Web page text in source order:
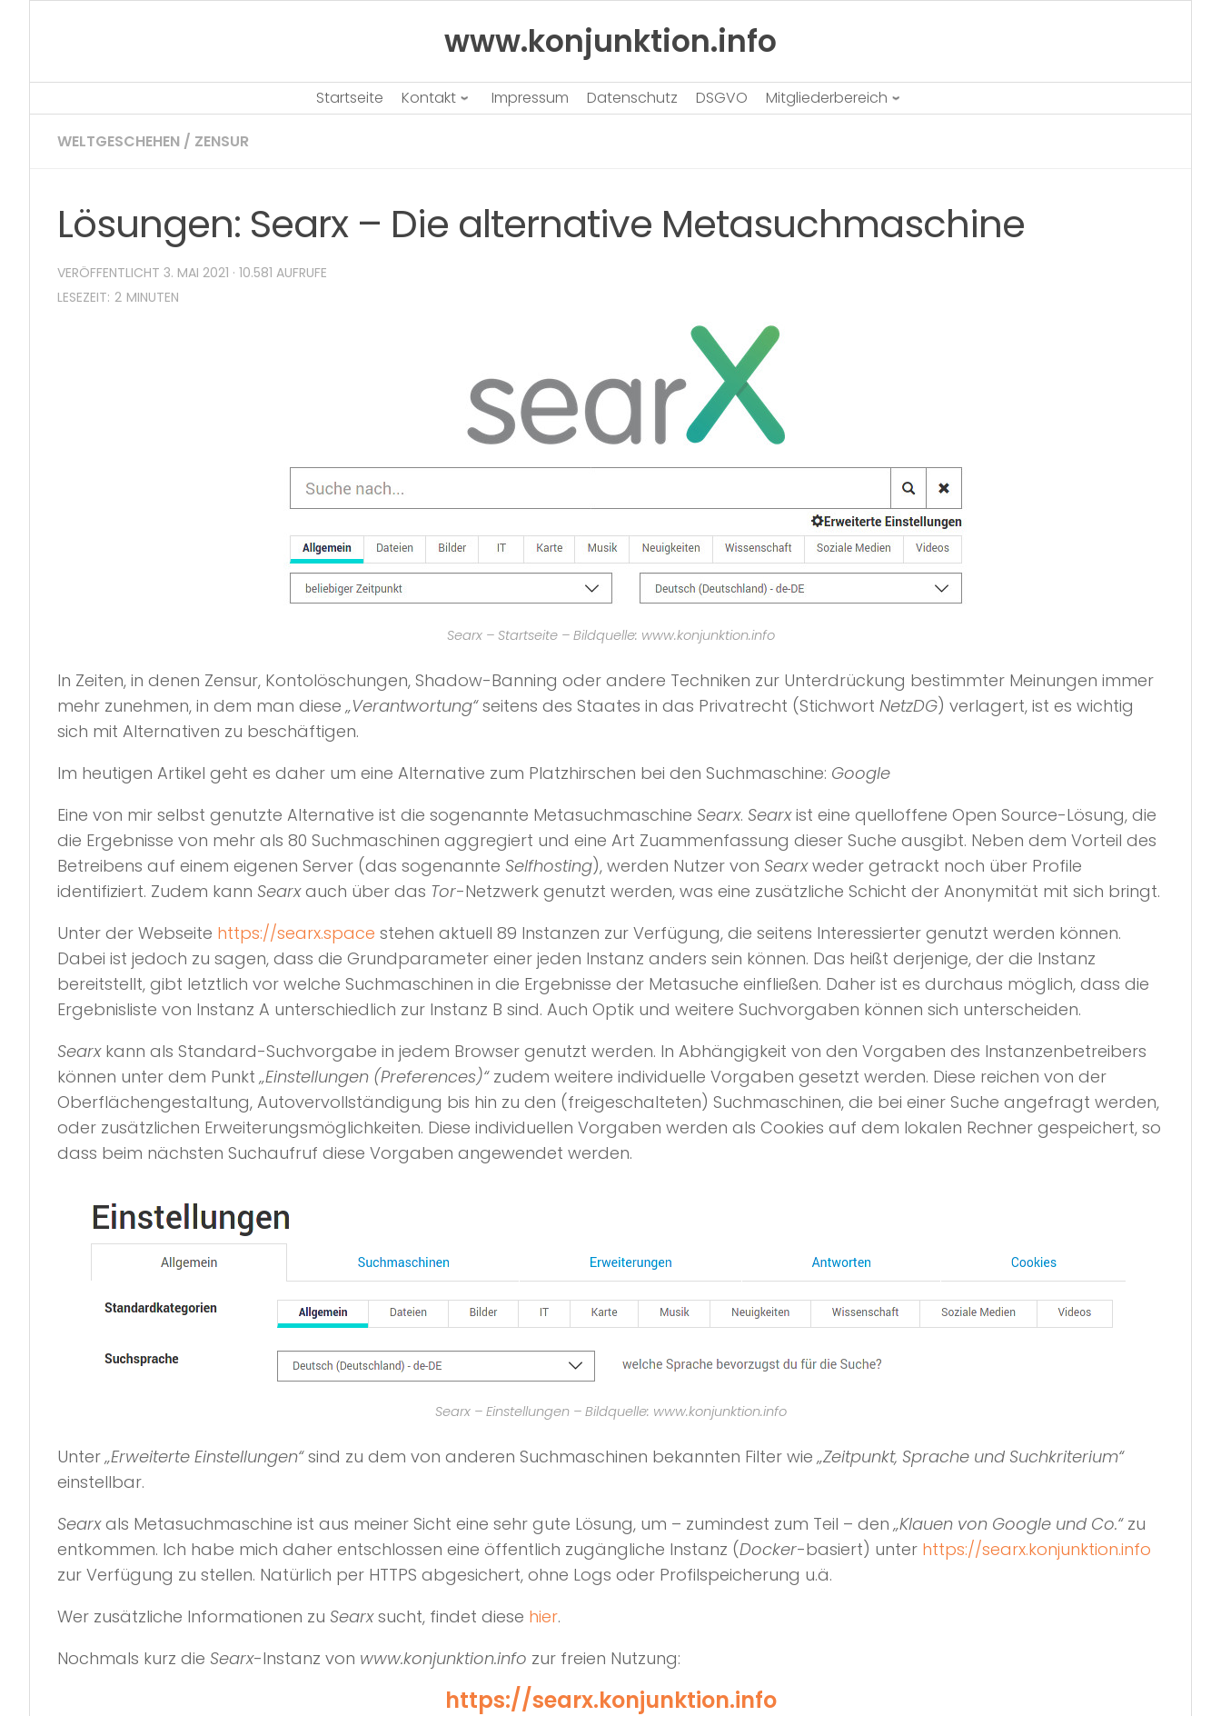
www.konjunktion.info
Startseite Kontakt Impressum Datenschutz DSGVO Mitgliederbereich
WELTGESCHEHEN / ZENSUR
Lösungen: Searx – Die alternative Metasuchmaschine
VERÖFFENTLICHT 3. MAI 2021 · 10.581 AUFRUFE
Searx – Startseite – Bildquelle: www.konjunktion.info
In Zeiten, in denen Zensur, Kontolöschungen, Shadow-Banning oder andere Techniken zur Unterdrückung bestimmter Meinungen immer
mehr zunehmen, in dem man diese„Verantwortung“seitens des Staates in das Privatrecht (Stichwort NetzDG) verlagert, ist es wichtig
sich mit Alternativen zu beschäftigen.
Im heutigen Artikel geht es daher um eine Alternative zum Platzhirschen bei den Suchmaschine: Google
Eine von mir selbst genutzte Alternative ist die sogenannte Metasuchmaschine Searx. Searxist eine quelloffene Open Source-Lösung, die
die Ergebnisse von mehr als 80 Suchmaschinen aggregiert und eine Art Zuammenfassung dieser Suche ausgibt. Neben dem Vorteil des
Betreibens auf einem eigenen Server (das sogenannte Selfhosting), werden Nutzer von Searxweder getrackt noch über Profile
identifiziert. Zudem kann Searxauch über das Tor-Netzwerk genutzt werden, was eine zusätzliche Schicht der Anonymität mit sich bringt.
Unter der Webseite https://searx.space stehen aktuell 89 Instanzen zur Verfügung, die seitens Interessierter genutzt werden können.
Dabei ist jedoch zu sagen, dass die Grundparameter einer jeden Instanz anders sein können. Das heißt derjenige, der die Instanz
bereitstellt, gibt letztlich vor welche Suchmaschinen in die Ergebnisse der Metasuche einfließen. Daher ist es durchaus möglich, dass die
Ergebnisliste von Instanz A unterschiedlich zur Instanz B sind. Auch Optik und weitere Suchvorgaben können sich unterscheiden.
Searxkann als Standard-Suchvorgabe in jedem Browser genutzt werden. In Abhängigkeit von den Vorgaben des Instanzenbetreibers
können unter dem Punkt„Einstellungen (Preferences)“zudem weitere individuelle Vorgaben gesetzt werden. Diese reichen von der
Oberflächengestaltung, Autovervollständigung bis hin zu den (freigeschalteten) Suchmaschinen, die bei einer Suche angefragt werden,
oder zusätzlichen Erweiterungsmöglichkeiten. Diese individuellen Vorgaben werden als Cookies auf dem lokalen Rechner gespeichert, so
dass beim nächsten Suchaufruf diese Vorgaben angewendet werden.
Searx – Einstellungen – Bildquelle: www.konjunktion.info
Unter„Erweiterte Einstellungen“sind zu dem von anderen Suchmaschinen bekannten Filter wie„Zeitpunkt, Sprache und Suchkriterium“
einstellbar.
Searxals Metasuchmaschine ist aus meiner Sicht eine sehr gute Lösung, um – zumindest zum Teil – den„Klauen von Google und Co.“zu
entkommen. Ich habe mich daher entschlossen eine öffentlich zugängliche Instanz (Docker-basiert) unter https://searx.konjunktion.info
zur Verfügung zu stellen. Natürlich per HTTPS abgesichert, ohne Logs oder Profilspeicherung u.ä.
Wer zusätzliche Informationen zu Searxsucht, findet diese hier.
Nochmals kurz die Searx-Instanz von www.konjunktion.info zur freien Nutzung:
https://searx.konjunktion.info